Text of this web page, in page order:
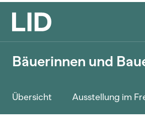
Bäuerinnen und
Übersicht Ausstellung im